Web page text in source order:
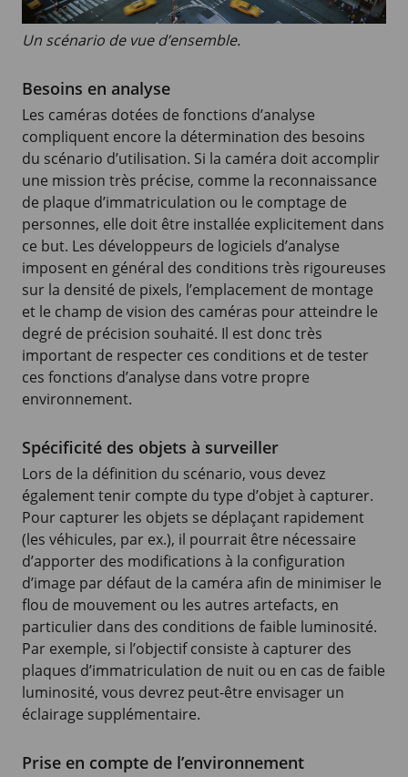
Un scénario de vue d’ensemble.
Besoins en analyse
Les caméras dotées de fonctions d’analyse
compliquent encore la détermination des besoins
du scénario d’utilisation. Si la caméra doit accomplir
une mission très précise, comme la reconnaissance
de plaque d’immatriculation ou le comptage de
personnes, elle doit être installée explicitement dans
ce but. Les développeurs de logiciels d’analyse
imposent en général des conditions très rigoureuses
sur la densité de pixels, l’emplacement de montage
et le champ de vision des caméras pour atteindre le
degré de précision souhaité. Il est donc très
important de respecter ces conditions et de tester
ces fonctions d’analyse dans votre propre
environnement.
Spécificité des objets à surveiller
Lors de la définition du scénario, vous devez
également tenir compte du type d’objet à capturer.
Pour capturer les objets se déplaçant rapidement
(les véhicules, par ex.), il pourrait être nécessaire
d’apporter des modifications à la configuration
d’image par défaut de la caméra afin de minimiser le
flou de mouvement ou les autres artefacts, en
particulier dans des conditions de faible luminosité.
Par exemple, si l’objectif consiste à capturer des
plaques d’immatriculation de nuit ou en cas de faible
luminosité, vous devrez peut-être envisager un
éclairage supplémentaire.
Prise en compte de l’environnement